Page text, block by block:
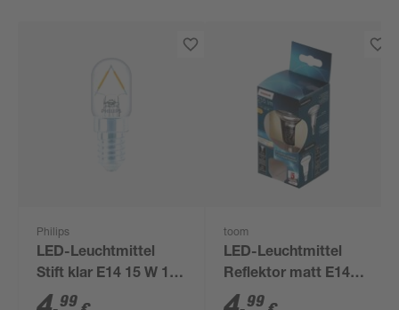
Philips
LED-Leuchtmittel
Stift klar E14 15 W 135
lm warmweiß
99
toom
LED-Leuchtmittel
Reflektor matt E14
2,7 W 255 lm
99